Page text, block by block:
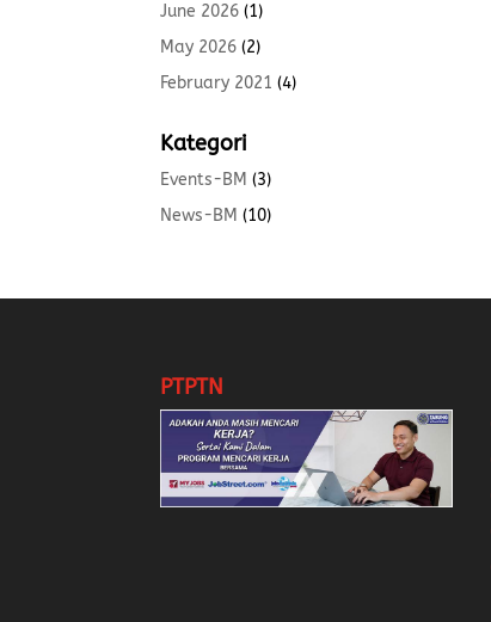
June 2026 (1)
May 2026 (2)
February 2021 (4)
Kategori
Events-BM (3)
News-BM (10)
PTPTN